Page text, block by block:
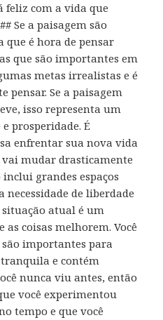
feliz com a vida que
Se a paisagem são
que é hora de pensar
que são importantes em
metas irrealistas e é
pensar. Se a paisagem
isso representa um
prosperidade. É
enfrentar sua nova vida
mudar drasticamente
inclui grandes espaços
necessidade de liberdade
situação atual é um
coisas melhorem. Você
são importantes para
tranquila e contém
nunca viu antes, então
você experimentou
tempo e que você